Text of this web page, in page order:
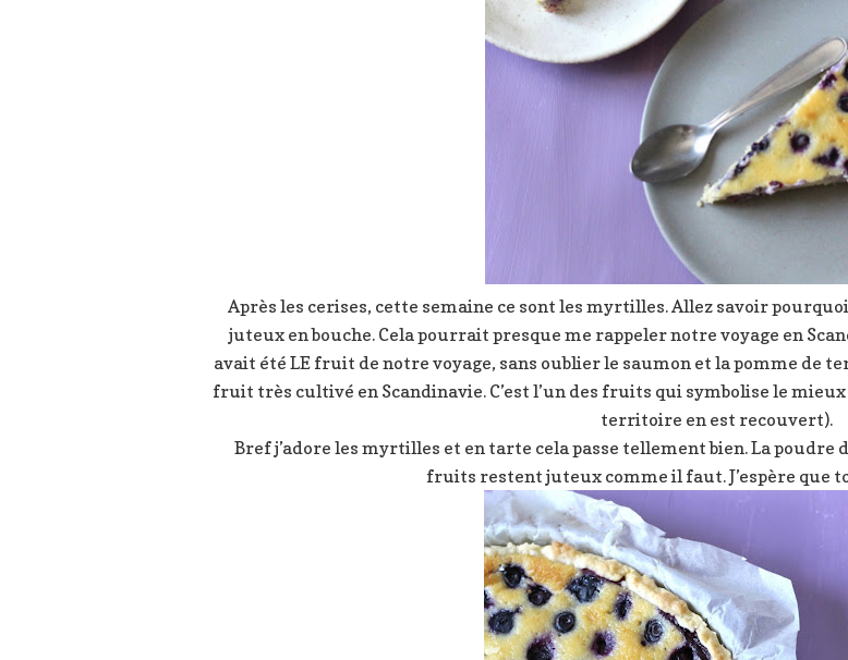
Après les cerises, cette semaine ce sont les myrtilles. Allez savoir
juteux en bouche. Cela pourrait presque me rappeler notre voyage en
avait été LE fruit de notre voyage, sans oublier le saumon et la pomme de
fruit très cultivé en Scandinavie. C’est l’un des fruits qui symbolise le
territoire en est recouvert).
Bref j’adore les myrtilles et en tarte cela passe tellement bien. La poudre
fruits restent juteux comme il faut. J’espère que